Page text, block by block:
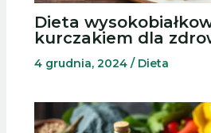
Dieta
kurczakiem dla
4 grudnia, 2024 / Dieta